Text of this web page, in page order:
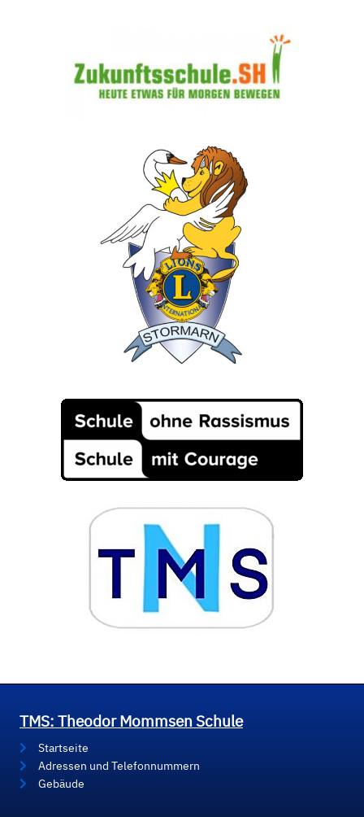
TMS: Theodor Mommsen Schule
Startseite
Adressen und Telefonnummern
Gebäude